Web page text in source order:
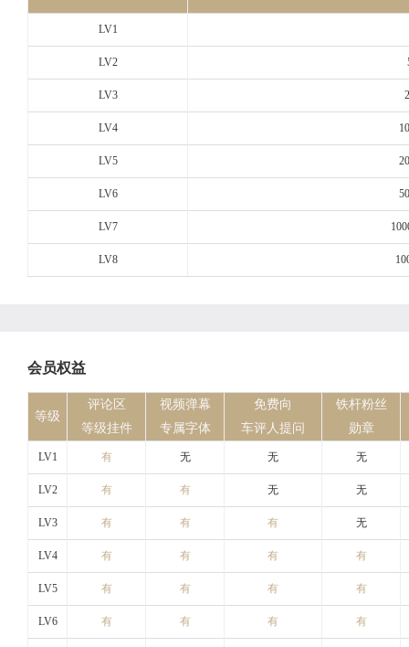
LV1
LV2
LV3
LV4
LV5
LV6
LV7
LV8
会员权益
等级
评论区
等级挂件
视频弹幕
专属字体
免费向
车评人提问
铁杆粉丝
勋章
LV1 有 无 无 无
LV2 有 有 无 无
LV3 有 有 有 无
LV4 有 有 有 有
LV5 有 有 有 有
LV6 有 有 有 有